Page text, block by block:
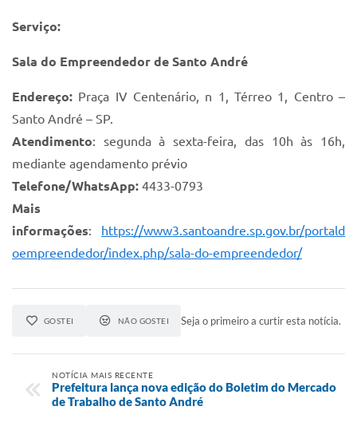
Serviço:
Sala do Empreendedor de Santo André
Endereço: Praça IV Centenário, n 1, Térreo 1, Centro –
Santo André – SP.
Atendimento: segunda à sexta-feira, das 10h às 16h,
mediante agendamento prévio
Telefone/WhatsApp: 4433-0793
Mais
informações: https://www3.santoandre.sp.gov.br/portald
oempreendedor/index.php/sala-do-empreendedor/
GOSTEI NÃO GOSTEI Seja o primeiro a curtir esta notícia.
NOTÍCIA MAIS RECENTE
Prefeitura lança nova edição do Boletim do Mercado
de Trabalho de Santo André